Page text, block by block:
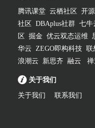
腾讯课堂 云栖社区 开
社区
DBAplus社群 七牛
区
掘金 优云双态运维
华云 ZEGO即构科技 联
浪潮云
新思齐 融云
关于我们
关于我们 联系我们